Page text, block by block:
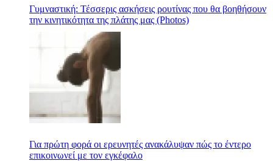
Γυμναστική: Τέσσερις ασκήσεις ρουτίνας που θα βοηθήσουν
την κινητικότητα της πλάτης μας (Photos)
Για πρώτη φορά οι ερευνητές ανακάλυψαν πώς το έντερο
επικοινωνεί με τον εγκέφαλο